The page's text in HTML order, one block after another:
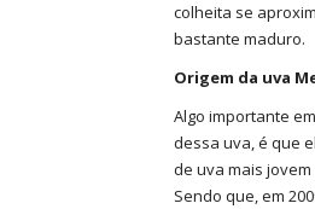
colheita se
bastante maduro.
Origem da uva
Algo importante
dessa uva, é que
de uva mais
Sendo que, em